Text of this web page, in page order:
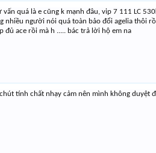
quá là e cũng k mạnh đâu, vip 7 111 LC
nhiều người nói quá toàn bảo đổi agelia thôi
đủ ace rồi mà h ..... bác trả lời hộ em na
tính chất nhạy cảm nên mình không duyệt